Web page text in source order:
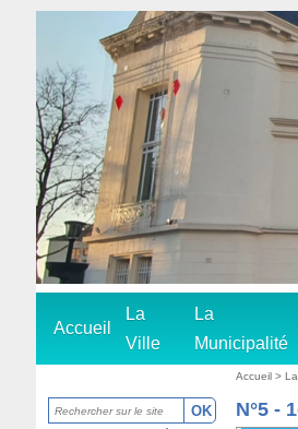
Accueil
La
Ville
La
Municipalité
Accueil >
N°5 -